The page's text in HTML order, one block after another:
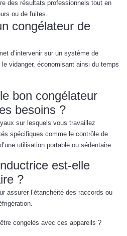
des résultats professionnels tout en
ou de fuites.
congélateur de
d’intervenir sur un système de
vidanger, économisant ainsi du temps
bon congélateur
besoins ?
sur lesquels vous travaillez
spécifiques comme le contrôle de
utilisation portable ou sédentaire.
est-elle
?
assurer l’étanchéité des raccords ou
congelés avec ces appareils ?